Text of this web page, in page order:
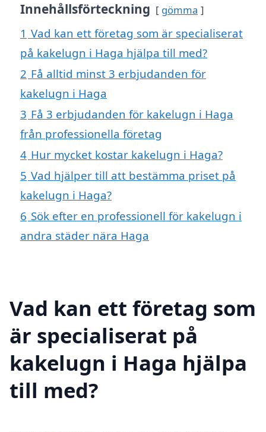
Innehållsförteckning gömma
1 Vad kan ett företag som är specialiserat
på kakelugn i Haga hjälpa till med?
2 Få alltid minst 3 erbjudanden för
kakelugn i Haga
3 Få 3 erbjudanden för kakelugn i Haga
från professionella företag
4 Hur mycket kostar kakelugn i Haga?
5 Vad hjälper till att bestämma priset på
kakelugn i Haga?
6 Sök efter en professionell för kakelugn i
andra städer nära Haga
Vad kan ett företag som
är specialiserat på
kakelugn i Haga hjälpa
till med?